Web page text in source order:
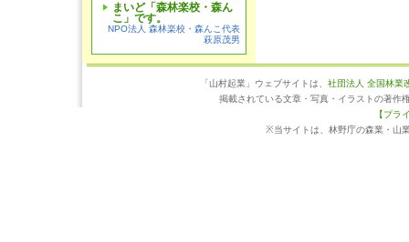
まいど「森林楽校・森ん
こ」です。
NPO法人 森林楽校・森んこ代表
萩原茂男
「山村起業」ウェブサイトは、 社団法人 全国林業
掲載されている文章・写真・イラストの著作
【プラ
※当サイトは、林野庁の森業・山